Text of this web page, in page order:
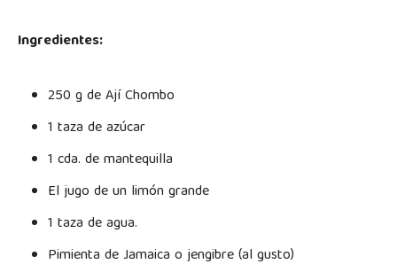
Ingredientes:
250 g de Ají Chombo
1 taza de azúcar
1 cda. de mantequilla
El jugo de un limón grande
1 taza de agua.
Pimienta de Jamaica o jengibre (al gusto)